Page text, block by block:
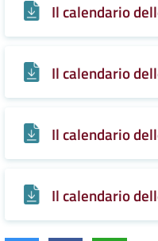
Il calendario
Il calendario
Il calendario
Il calendario